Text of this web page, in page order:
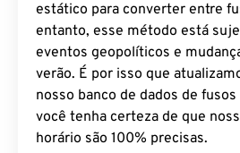
estático para converter entre
entanto, esse método está
eventos geopolíticos e
verão. É por isso que
nosso banco de dados de
você tenha certeza de que
horário são 100% precisas.